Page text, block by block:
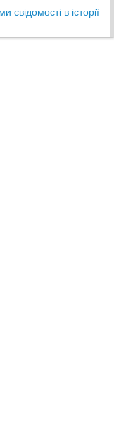
в історії
й мовлення у